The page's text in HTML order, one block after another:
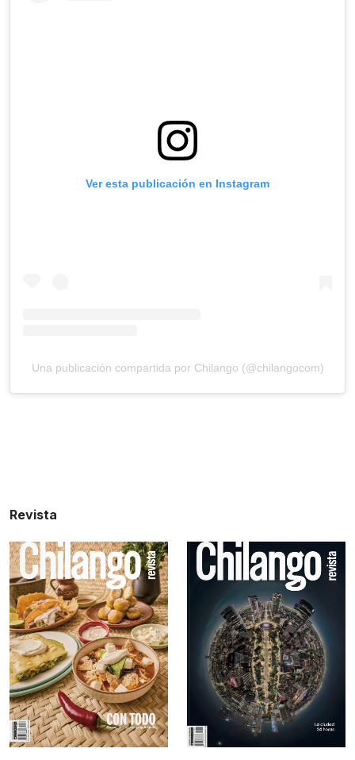
Ver esta publicación en Instagram
Una publicación compartida por Chilango (@chilangocom)
Revista